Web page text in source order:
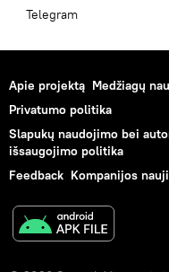
Telegram
Apie projektą Medžiagų
Privatumo politika
Slapukų naudojimo bei
išsaugojimo politika
Feedback Kompanijos